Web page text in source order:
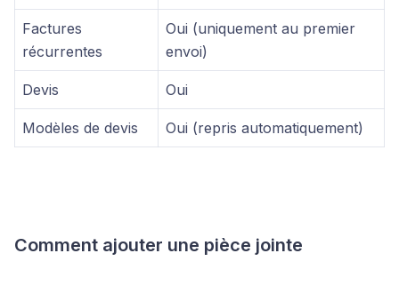
Factures
récurrentes
Oui (uniquement au premier
envoi)
Devis Oui
Modèles de devis Oui (repris automatiquement)
Comment ajouter une pièce jointe